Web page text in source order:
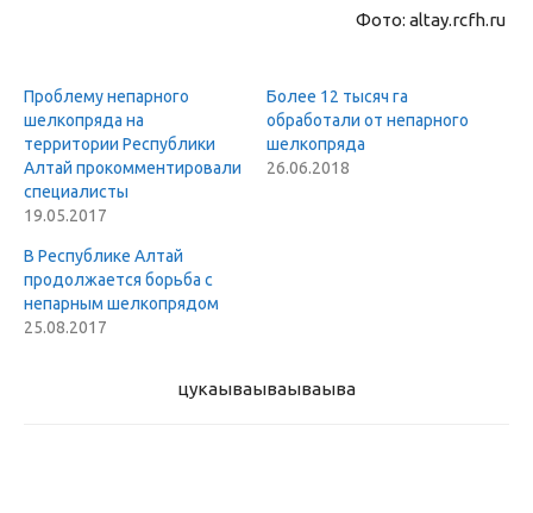
Фото: altay.rcfh.ru
Проблему непарного
шелкопряда на
территории Республики
Алтай прокомментировали
специалисты
19.05.2017
Более 12 тысяч га
обработали от непарного
шелкопряда
26.06.2018
В Республике Алтай
продолжается борьба с
непарным шелкопрядом
25.08.2017
цукаываываываыва